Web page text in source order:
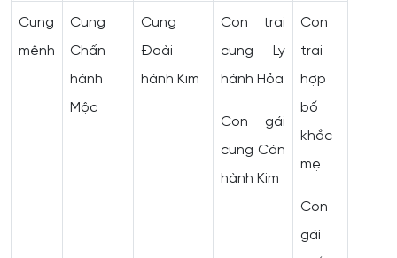
Cung
mệnh
Cung
Chấn
hành
Mộc
Cung
Đoài
hành Kim
Con trai
cung Ly
hành Hỏa
Con gái
cung Càn
hành Kim
Con
trai
hợp
bố
khắc
mẹ
Con
gái